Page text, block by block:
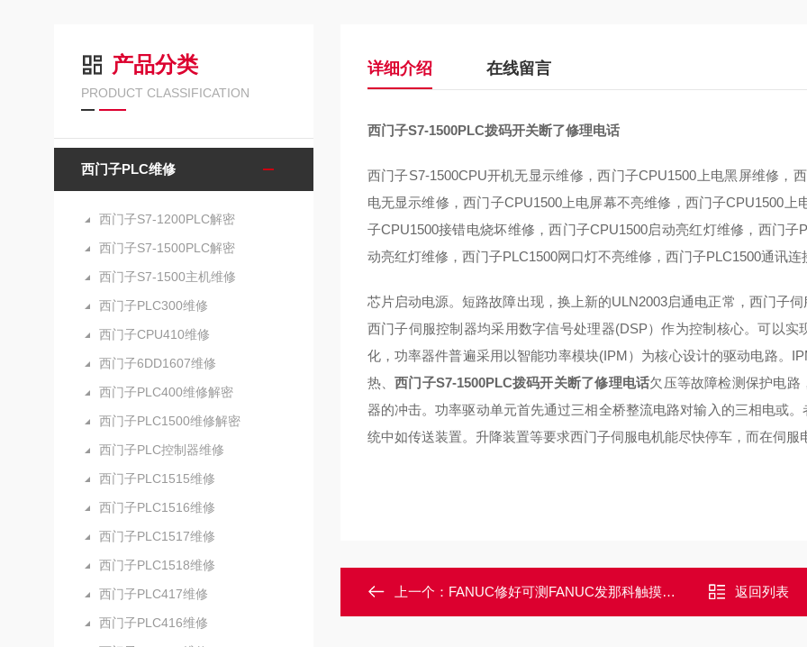
产品分类
PRODUCT CLASSIFICATION
西门子PLC维修
西门子S7-1200PLC解密
西门子S7-1500PLC解密
西门子S7-1500主机维修
西门子PLC300维修
西门子CPU410维修
西门子6DD1607维修
西门子PLC400维修解密
西门子PLC1500维修解密
西门子PLC控制器维修
西门子PLC1515维修
西门子PLC1516维修
西门子PLC1517维修
西门子PLC1518维修
西门子PLC417维修
西门子PLC416维修
详细介绍 在线留言
西门子S7-1500PLC拨码开关断了修理电话
西门子S7-1500CPU开机无显示维修，西门子CPU1500上电黑屏维修，
电无显示维修，西门子CPU1500上电屏幕不亮维修，西门子CPU1500
子CPU1500接错电烧坏维修，西门子CPU1500启动亮红灯维修，西门
动亮红灯维修，西门子PLC1500网口灯不亮维修，西门子PLC1500通讯连
芯片启动电源。短路故障出现，换上新的ULN2003启通电正常，西门子
西门子伺服控制器均采用数字信号处理器(DSP）作为控制核心。可以
化，功率器件普遍采用以智能功率模块(IPM）为核心设计的驱动电路。
热、西门子S7-1500PLC拨码开关断了修理电话欠压等故障检测保护电路
器的冲击。功率驱动单元首先通过三相全桥整流电路对输入的三相电
统中如传送装置。升降装置等要求西门子伺服电机能尽快停车，而在伺服
上一个： FANUC修好可测FANUC发那科触摸屏开机不能进入程序修复 返回列表